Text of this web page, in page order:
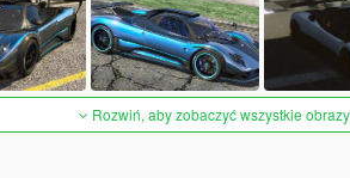
Rozwiń, aby zobaczyć wszystkie